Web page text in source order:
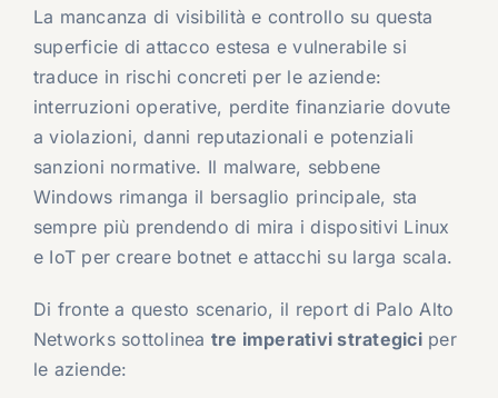
La mancanza di visibilità e controllo su questa
superficie di attacco estesa e vulnerabile si
traduce in rischi concreti per le aziende:
interruzioni operative, perdite finanziarie dovute
a violazioni, danni reputazionali e potenziali
sanzioni normative. Il malware, sebbene
Windows rimanga il bersaglio principale, sta
sempre più prendendo di mira i dispositivi Linux
e IoT per creare botnet e attacchi su larga scala.
Di fronte a questo scenario, il report di Palo Alto
Networks sottolinea tre imperativi strategiciper
le aziende: